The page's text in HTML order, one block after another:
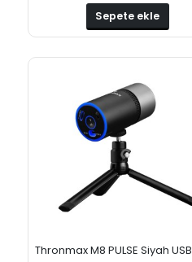
Sepete ekle
Thronmax M8 PULSE Siyah USB